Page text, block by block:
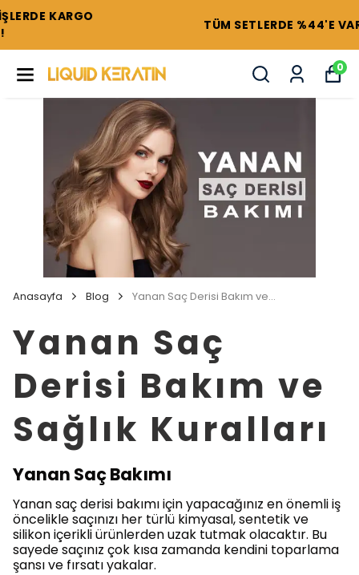
TÜM SETLERDE %44'E VARAN İNDİRİMLER !
0
Anasayfa Blog Yanan Saç Derisi Bakım ve Sağlık Kuralları
Yanan Saç
Derisi Bakım ve
Sağlık Kuralları
Yanan Saç Bakımı
Yanan saç derisi bakımı için yapacağınız en önemli iş
öncelikle saçınızı her türlü kimyasal, sentetik ve
silikon içerikli ürünlerden uzak tutmak olacaktır. Bu
sayede saçınız çok kısa zamanda kendini toparlama
şansı ve fırsatı yakalar.